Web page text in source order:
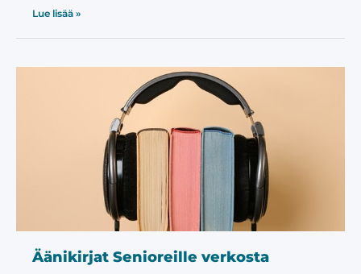
Lue lisää »
Äänikirjat Senioreille verkosta